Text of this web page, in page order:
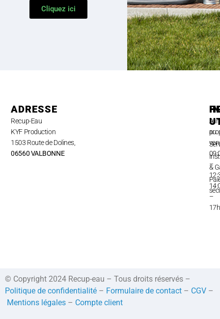
Cliquez ici
ADRESSE
Recup-Eau
KYF Production
1503 Route de Dolines,
06560 VALBONNE
au
–
–
A
&
© Copyright 2024 Recup-eau – Tous droits réservés –
Politique de confidentialité – Formulaire de contact – CGV –
Mentions légales – Compte client